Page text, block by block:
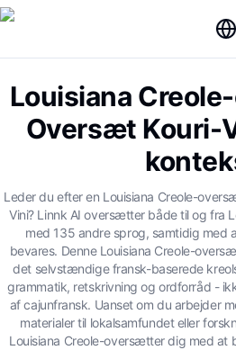
Louisiana
Oversæt Kouri-
Leder du efter en Louisiana Creole-
Vini? Linnk AI oversætter både til og fra
med 135 andre sprog, samtidig med
bevares. Denne Louisiana Creole-
det selvstændige fransk-baserede
grammatik, retskrivning og ordforråd -
af cajunfransk. Uanset om du arbejder
materialer til lokalsamfundet eller
Louisiana Creole-oversætter dig med at